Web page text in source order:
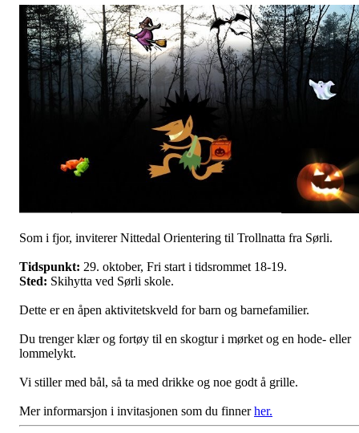
Som i fjor, inviterer Nittedal Orientering til Trollnatta fra Sørli.
Tidspunkt: 29. oktober, Fri start i tidsrommet 18-19.
Sted: Skihytta ved Sørli skole.
Dette er en åpen aktivitetskveld for barn og barnefamilier.
Du trenger klær og fortøy til en skogtur i mørket og en hode- eller
lommelykt.
Vi stiller med bål, så ta med drikke og noe godt å grille.
Mer informarsjon i invitasjonen som du finnerher.